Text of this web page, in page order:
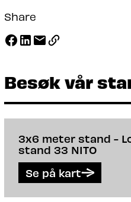
Share
Besøk vår
3x6 meter stand -
stand 33 NITO
Se på kart